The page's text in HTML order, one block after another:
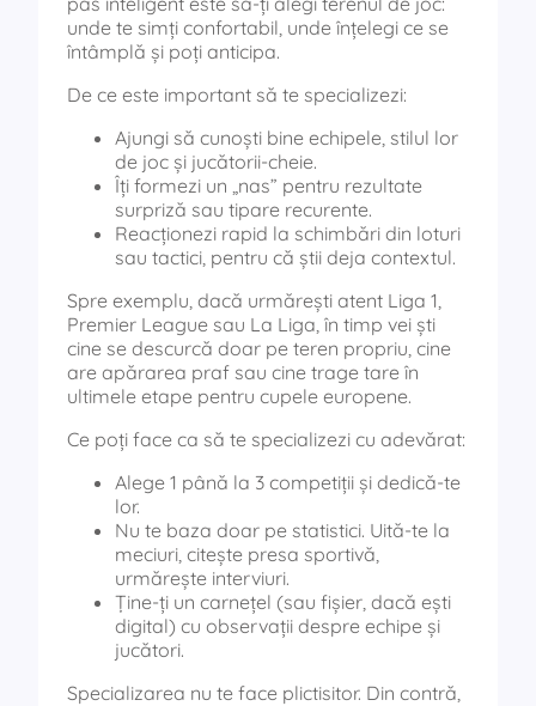
unde te simți confortabil, unde înțelegi ce se
întâmplă și poți anticipa.
De ce este important să te specializezi:
Ajungi să cunoști bine echipele, stilul lor
de joc și jucătorii-cheie.
Îți formezi un „nas” pentru rezultate
surpriză sau tipare recurente.
Reacționezi rapid la schimbări din loturi
sau tactici, pentru că știi deja contextul.
Spre exemplu, dacă urmărești atent Liga 1,
Premier League sau La Liga, în timp vei ști
cine se descurcă doar pe teren propriu, cine
are apărarea praf sau cine trage tare în
ultimele etape pentru cupele europene.
Ce poți face ca să te specializezi cu adevărat:
Alege 1 până la 3 competiții și dedică-te
lor.
Nu te baza doar pe statistici. Uită-te la
meciuri, citește presa sportivă,
urmărește interviuri.
Ține-ți un carnețel (sau fișier, dacă ești
digital) cu observații despre echipe și
jucători.
Specializarea nu te face plictisitor. Din contră,